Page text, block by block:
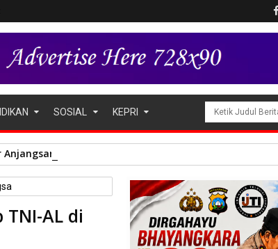
SOSIAL KEPRI
di Kampung Alukme
AL di